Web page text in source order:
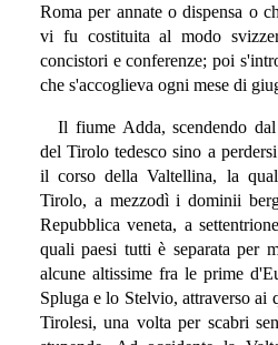
Roma per annate o dispensa o
vi fu costituita al modo
concistori e conferenze; poi
che s'accoglieva ogni mese di
Il fiume Adda, scendendo
del Tirolo tedesco sino a
il corso della Valtellina, la
Tirolo, a mezzodì i dominii
Repubblica veneta, a
quali paesi tutti è separata per
alcune altissime fra le prime
Spluga e lo Stelvio, attraverso
Tirolesi, una volta per scabri